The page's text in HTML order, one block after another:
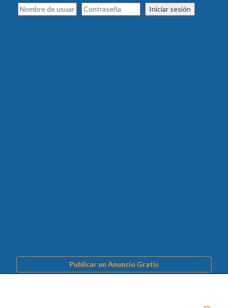
Iniciar sesión
Publicar un Anuncio Gratis